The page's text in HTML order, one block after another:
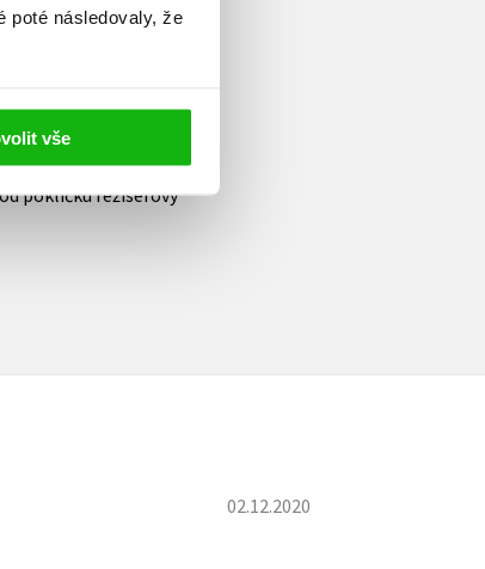
poté následovaly, že
vše
znám také coby
ptáče, který
Tobruku si Václav
zajímavou knihu
pokličku režisérovy
02.12.2020